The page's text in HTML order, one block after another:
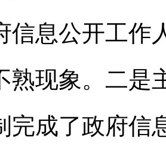
信息公开工作
熟现象。二是
完成了政府信